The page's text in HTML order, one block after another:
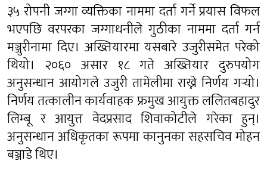
३५ रोपनी जग्गा व्यक्तिका नाममा दर्ता गर्ने प्रयास विफल
भएपछि वरपरका जग्गाधनीले गुठीका नाममा दर्ता गर्न
मञ्जुरीनामा दिए। अख्तियारमा यसबारे उजुरीसमेत परेको
थियो। २०६० असार १८ गते अख्तियार दुरुपयोग
अनुसन्धान आयोगले उजुरी तामेलीमा राख्ने निर्णय गर्‍यो।
निर्णय तत्कालीन कार्यवाहक फ्रमुख आयुक्त ललितबहादुर
लिम्बू र आयुत्त वेदप्रसाद शिवाकोटीले गरेका हुन्।
अनुसन्धान अधिकृतका रूपमा कानुनका सहसचिव मोहन
बञ्जाडे थिए।